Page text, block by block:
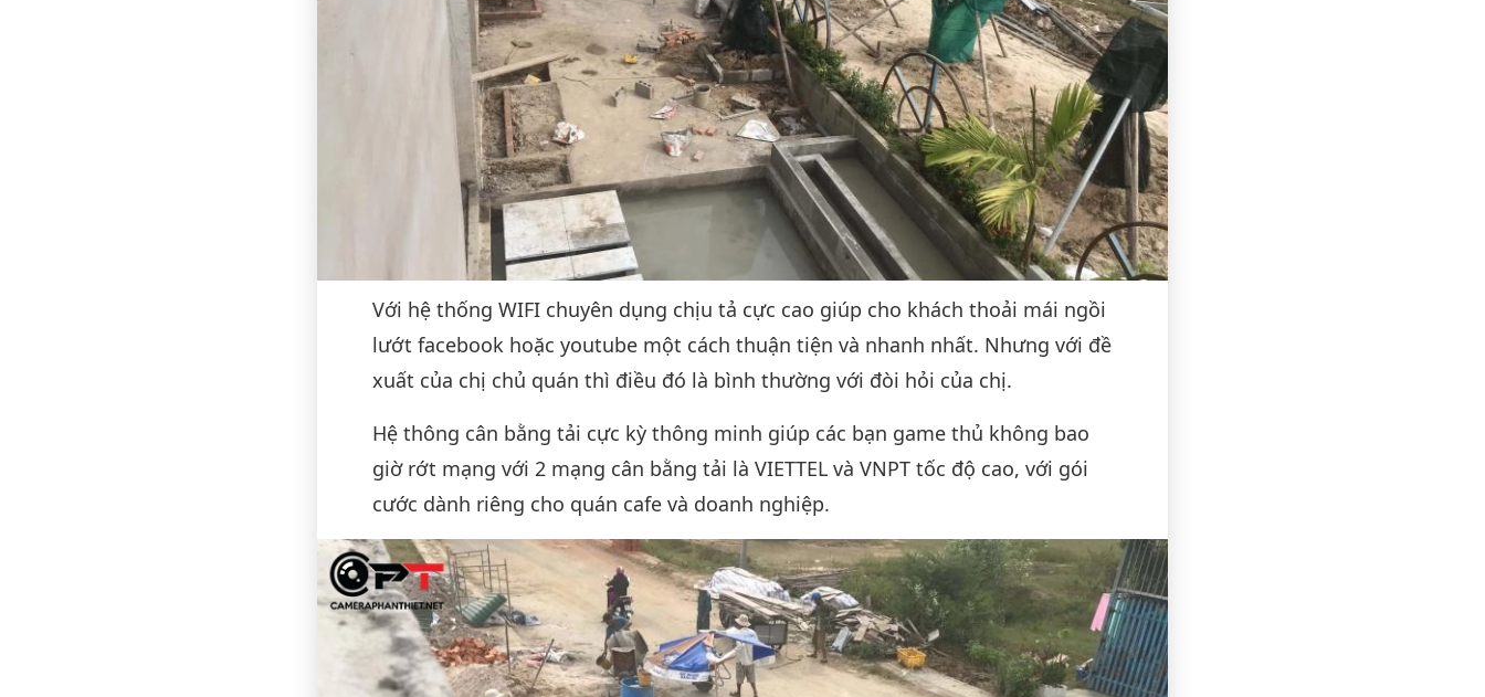
Với hệ thống WIFI chuyên dụng chịu tả cực cao giúp cho khách thoải mái ngồi
lướt facebook hoặc youtube một cách thuận tiện và nhanh nhất. Nhưng với đề
xuất của chị chủ quán thì điều đó là bình thường với đòi hỏi của chị.
Hệ thông cân bằng tải cực kỳ thông minh giúp các bạn game thủ không bao
giờ rớt mạng với 2 mạng cân bằng tải là VIETTEL và VNPT tốc độ cao, với gói
cước dành riêng cho quán cafe và doanh nghiệp.